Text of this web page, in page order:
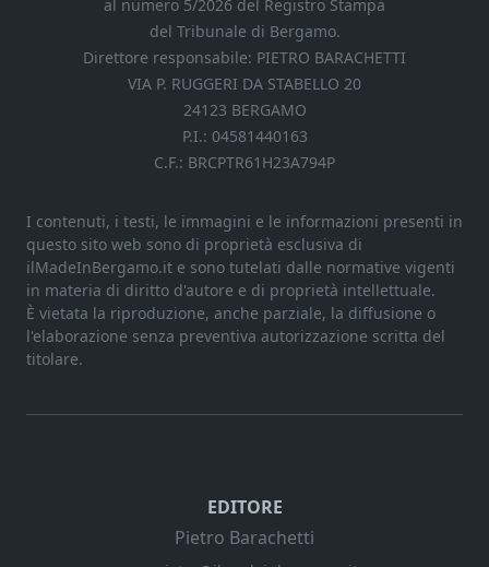
al numero 5/2026 del Registro Stampa
del Tribunale di Bergamo.
Direttore responsabile: PIETRO BARACHETTI
VIA P. RUGGERI DA STABELLO 20
24123 BERGAMO
P.I.: 04581440163
C.F.: BRCPTR61H23A794P
I contenuti, i testi, le immagini e le informazioni presenti in
questo sito web sono di proprietà esclusiva di
ilMadeInBergamo.it e sono tutelati dalle normative vigenti
in materia di diritto d'autore e di proprietà intellettuale.
È vietata la riproduzione, anche parziale, la diffusione o
l'elaborazione senza preventiva autorizzazione scritta del
titolare.
EDITORE
Pietro Barachetti